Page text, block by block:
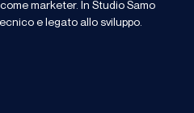
marketer. In Studio Samo
e legato allo sviluppo.